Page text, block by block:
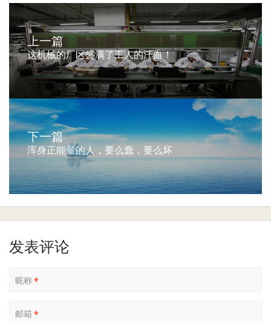
上一篇
这机械的厂区盛满了工人的汗血！
下一篇
浑身正能量的人，要么蠢，要么坏
发表评论
昵称*
邮箱 *